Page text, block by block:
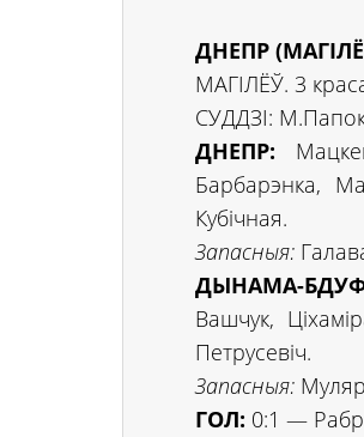
ДНЕПР
МАГІЛЁЎ. 3
СУДДЗІ: М.Папок
ДНЕПР:
Барбарэнка,
Кубічная.
Запасныя:
ДЫНАМА-
Вашчук,
Петрусевіч.
Запасныя:
ГОЛ: 0:1 —